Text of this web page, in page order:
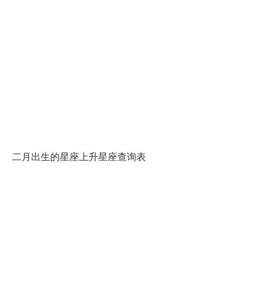
二月出生的星座上升星座查询表